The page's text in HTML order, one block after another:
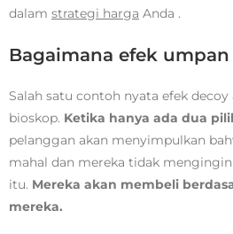
dalam strategi harga Anda .
Bagaimana efek
Salah satu contoh nyata efek
bioskop. Ketika hanya ada dua
pelanggan akan menyimpulkan
mahal dan mereka tidak
itu. Mereka akan membeli
mereka.